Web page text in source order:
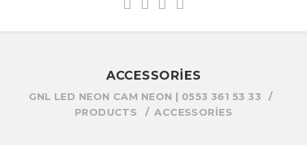
ACCESSORIES
GNL LED NEON CAM NEON | 0553 361 53 33
PRODUCTS
ACCESSORIES